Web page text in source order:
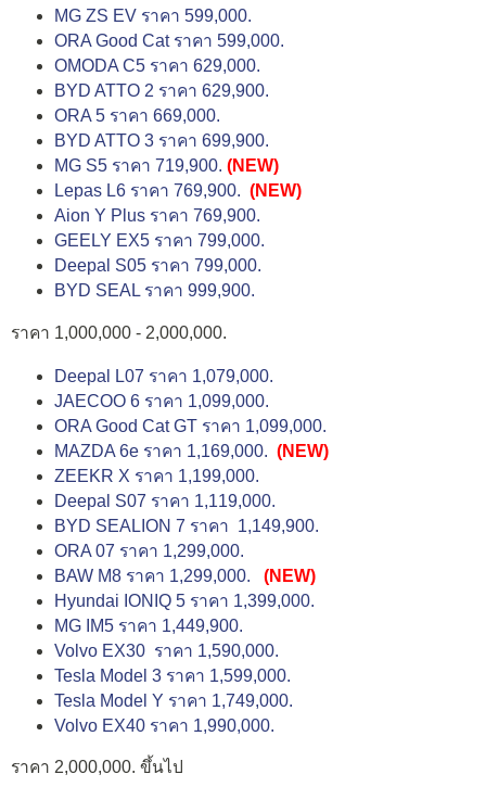
MG ZS EV ราคา 599,000.
ORA Good Cat ราคา 599,000.
OMODA C5 ราคา 629,000.
BYD ATTO 2 ราคา 629,900.
ORA 5 ราคา 669,000.
BYD ATTO 3 ราคา 699,900.
MG S5 ราคา 719,900. (NEW)
Lepas L6 ราคา 769,900. (NEW)
Aion Y Plus ราคา 769,900.
GEELY EX5 ราคา 799,000.
Deepal S05 ราคา 799,000.
BYD SEAL ราคา 999,900.
ราคา 1,000,000 - 2,000,000.
Deepal L07 ราคา 1,079,000.
JAECOO 6 ราคา 1,099,000.
ORA Good Cat GT ราคา 1,099,000.
MAZDA 6e ราคา 1,169,000. (NEW)
ZEEKR X ราคา 1,199,000.
Deepal S07 ราคา 1,119,000.
BYD SEALION 7 ราคา 1,149,900.
ORA 07 ราคา 1,299,000.
BAW M8 ราคา 1,299,000.
(NEW)
Hyundai IONIQ 5 ราคา 1,399,000.
MG IM5 ราคา 1,449,900.
Volvo EX30 ราคา 1,590,000.
Tesla Model 3 ราคา 1,599,000.
Tesla Model Y ราคา 1,749,000.
Volvo EX40 ราคา 1,990,000.
ราคา 2,000,000. ขึ้นไป